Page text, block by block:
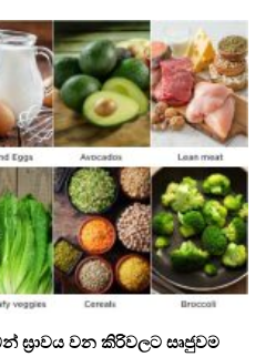
ඝ්‍රාවය වන කිරිවලට සෘජුවම